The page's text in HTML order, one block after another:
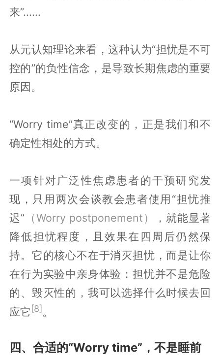
来”......
从元认知理论来看，这种认为“担忧是不可
控的”的负性信念，是导致长期焦虑的重要
原因。
“Worry time”真正改变的，正是我们和不
确定性相处的方式。
一项针对广泛性焦虑患者的干预研究发
现，只用两次会谈教会患者使用“担忧推
迟” （Worry postponement）
，就能显著
降低担忧程度，且效果在四周后仍然保
持。它的核心不在于消灭担忧，而是让你
在行为实验中亲身体验：担忧并不是危险
的、毁灭性的，我可以选择什么时候去回
应它[8]。
四、合适的“Worry time”，不是睡前